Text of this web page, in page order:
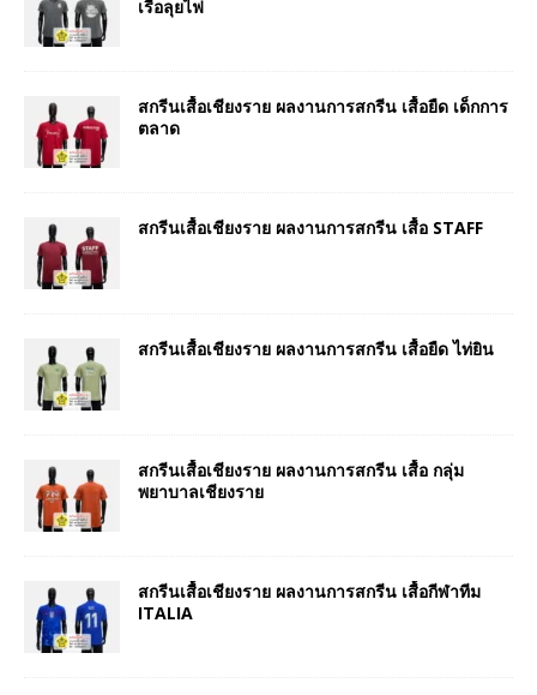
เรือลุยไฟ
สกรีนเสื้อเชียงราย ผลงานการสกรีน เสื้อยืด เด็กการ
ตลาด
สกรีนเสื้อเชียงราย ผลงานการสกรีน เสื้อ STAFF
สกรีนเสื้อเชียงราย ผลงานการสกรีน เสื้อยืด ไท่ยิน
สกรีนเสื้อเชียงราย ผลงานการสกรีน เสื้อ กลุ่ม
พยาบาลเชียงราย
สกรีนเสื้อเชียงราย ผลงานการสกรีน เสื้อกีฬาทีม
ITALIA